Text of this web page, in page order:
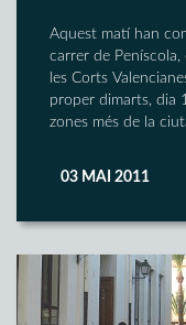
Aquest matí han
carrer de
les Corts
proper dimarts, dia
zones més de la
03 MAI 2011